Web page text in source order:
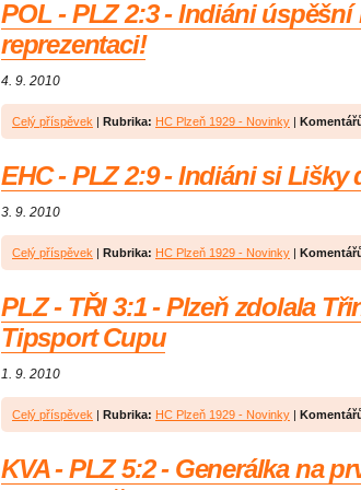
POL - PLZ 2:3 - Indiáni
reprezentaci!
4. 9. 2010
Celý příspěvek | Rubrika: HC Plzeň 1929 - Novinky |
EHC - PLZ 2:9 - Indiáni si Lišky
3. 9. 2010
Celý příspěvek | Rubrika: HC Plzeň 1929 - Novinky |
PLZ - TŘI 3:1 - Plzeň zdolala
Tipsport Cupu
1. 9. 2010
Celý příspěvek | Rubrika: HC Plzeň 1929 - Novinky |
KVA - PLZ 5:2 - Generálka na